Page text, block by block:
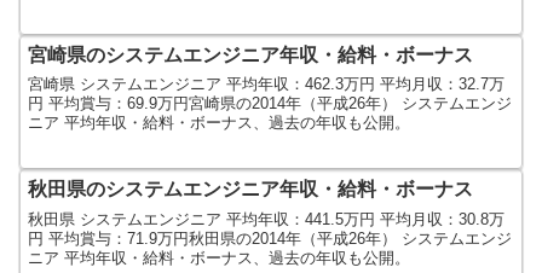
宮崎県のシステムエンジニア年収・給料・ボーナス
宮崎県 システムエンジニア 平均年収：462.3万円 平均月収：32.7万
円 平均賞与：69.9万円宮崎県の2014年（平成26年） システムエンジ
ニア 平均年収・給料・ボーナス、過去の年収も公開。
秋田県のシステムエンジニア年収・給料・ボーナス
秋田県 システムエンジニア 平均年収：441.5万円 平均月収：30.8万
円 平均賞与：71.9万円秋田県の2014年（平成26年） システムエンジ
ニア 平均年収・給料・ボーナス、過去の年収も公開。